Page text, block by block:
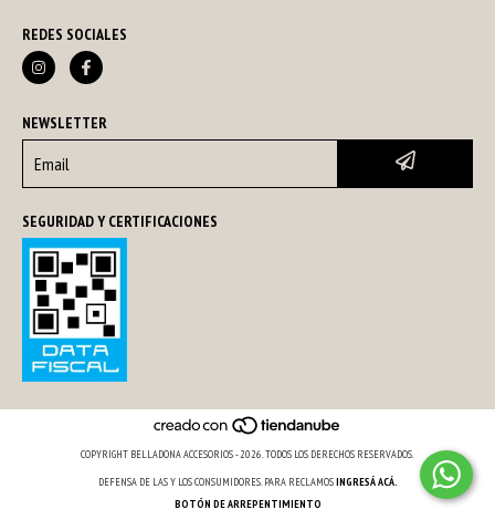
REDES SOCIALES
NEWSLETTER
SEGURIDAD Y CERTIFICACIONES
COPYRIGHT BELLADONA ACCESORIOS - 2026. TODOS LOS DERECHOS RESERVADOS.
DEFENSA DE LAS Y LOS CONSUMIDORES. PARA RECLAMOSINGRESÁ ACÁ.
BOTÓN DE ARREPENTIMIENTO